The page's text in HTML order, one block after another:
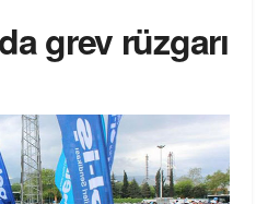
grev rüzgarı